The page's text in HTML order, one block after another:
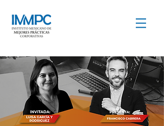
COMPARTIR PARA CRECER